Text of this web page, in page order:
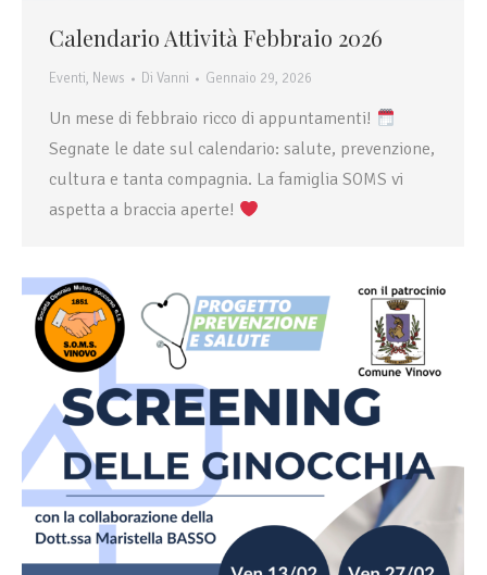
Calendario Attività Febbraio 2026
Eventi, News Di Vanni Gennaio 29, 2026
Un mese di febbraio ricco di appuntamenti!
Segnate le date sul calendario: salute, prevenzione,
cultura e tanta compagnia. La famiglia SOMS vi
aspetta a braccia aperte!